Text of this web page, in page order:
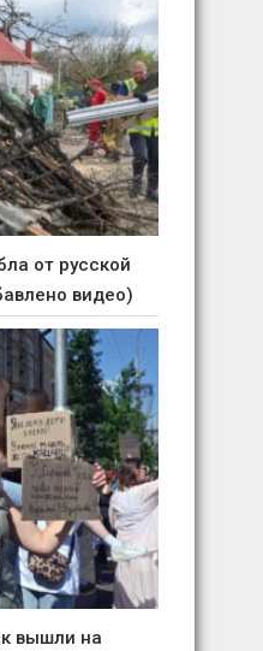
от русской
видео)
вышли на